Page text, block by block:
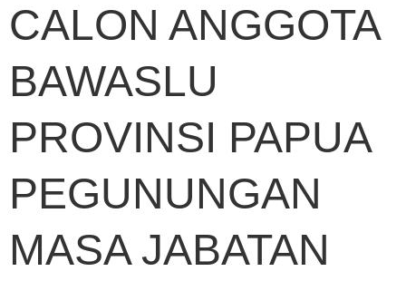
CALON ANGGOTA
BAWASLU
PROVINSI PAPUA
PEGUNUNGAN
MASA JABATAN